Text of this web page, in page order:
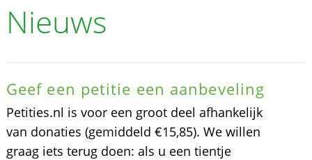
Nieuws
Geef een petitie een aanbeveling
Petities.nl is voor een groot deel afhankelijk
van donaties (gemiddeld €15,85). We willen
graag iets terug doen: als u een tientje